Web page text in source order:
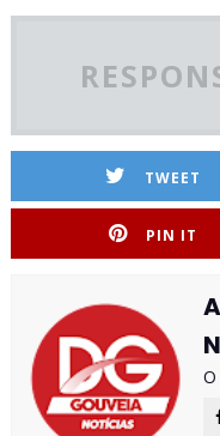
TWEET
PIN IT